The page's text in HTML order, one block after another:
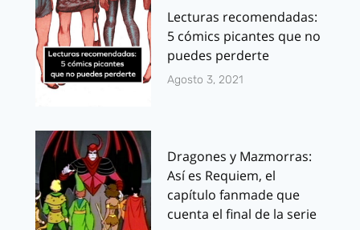
Lecturas recomendadas:
5 cómics picantes que no
puedes perderte
Agosto 3, 2021
Dragones y Mazmorras:
Así es Requiem, el
capítulo fanmade que
cuenta el final de la serie